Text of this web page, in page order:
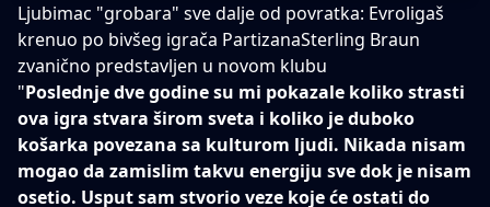
Ljubimac "grobara" sve dalje od povratka: Evroligaš
krenuo po bivšeg igrača PartizanaSterling Braun
zvanično predstavljen u novom klubu
"Poslednje dve godine su mi pokazale koliko strasti
ova igra stvara širom sveta i koliko je duboko
košarka povezana sa kulturom ljudi. Nikada nisam
mogao da zamislim takvu energiju sve dok je nisam
osetio. Usput sam stvorio veze koje će ostati do